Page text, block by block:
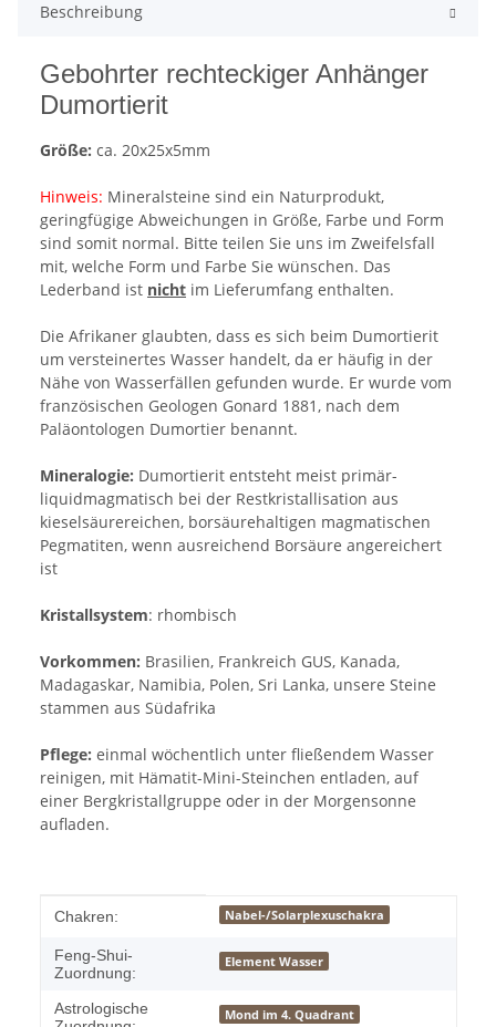
Beschreibung
Gebohrter rechteckiger Anhänger
Dumortierit
Größe: ca. 20x25x5mm
Hinweis: Mineralsteine sind ein Naturprodukt,
geringfügige Abweichungen in Größe, Farbe und Form
sind somit normal. Bitte teilen Sie uns im Zweifelsfall
mit, welche Form und Farbe Sie wünschen. Das
Lederband ist nicht im Lieferumfang enthalten.
Die Afrikaner glaubten, dass es sich beim Dumortierit
um versteinertes Wasser handelt, da er häufig in der
Nähe von Wasserfällen gefunden wurde. Er wurde vom
französischen Geologen Gonard 1881, nach dem
Paläontologen Dumortier benannt.
Mineralogie: Dumortierit entsteht meist primär-
liquidmagmatisch bei der Restkristallisation aus
kieselsäurereichen, borsäurehaltigen magmatischen
Pegmatiten, wenn ausreichend Borsäure angereichert
ist
Kristallsystem: rhombisch
Vorkommen: Brasilien, Frankreich GUS, Kanada,
Madagaskar, Namibia, Polen, Sri Lanka, unsere Steine
stammen aus Südafrika
Pflege: einmal wöchentlich unter fließendem Wasser
reinigen, mit Hämatit-Mini-Steinchen entladen, auf
einer Bergkristallgruppe oder in der Morgensonne
aufladen.
Produkteigenschaft
Wert
Chakren: Nabel-/Solarplexuschakra
Feng-Shui-
Zuordnung:
Element Wasser
Astrologische
Mond im 4. Quadrant